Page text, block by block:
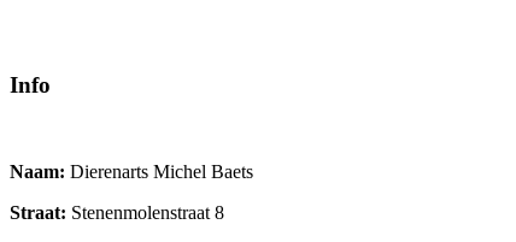
Info
Naam: Dierenarts Michel Baets
Straat: Stenenmolenstraat 8